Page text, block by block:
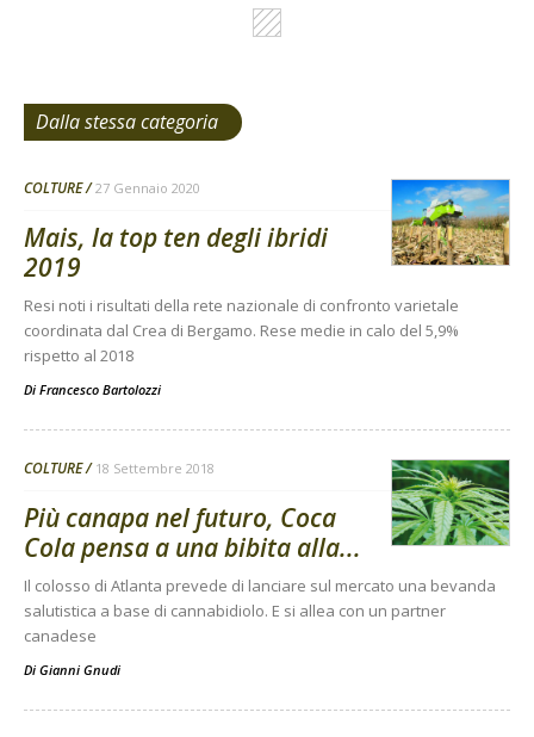
Dalla stessa categoria
COLTURE 27 Gennaio 2020
Mais, la top ten degli ibridi
2019
Resi noti i risultati della rete nazionale di confronto varietale
coordinata dal Crea di Bergamo. Rese medie in calo del 5,9%
rispetto al 2018
Di Francesco Bartolozzi
COLTURE 18 Settembre 2018
Più canapa nel futuro, Coca
Cola pensa a una bibita alla...
Il colosso di Atlanta prevede di lanciare sul mercato una bevanda
salutistica a base di cannabidiolo. E si allea con un partner
canadese
Di Gianni Gnudi